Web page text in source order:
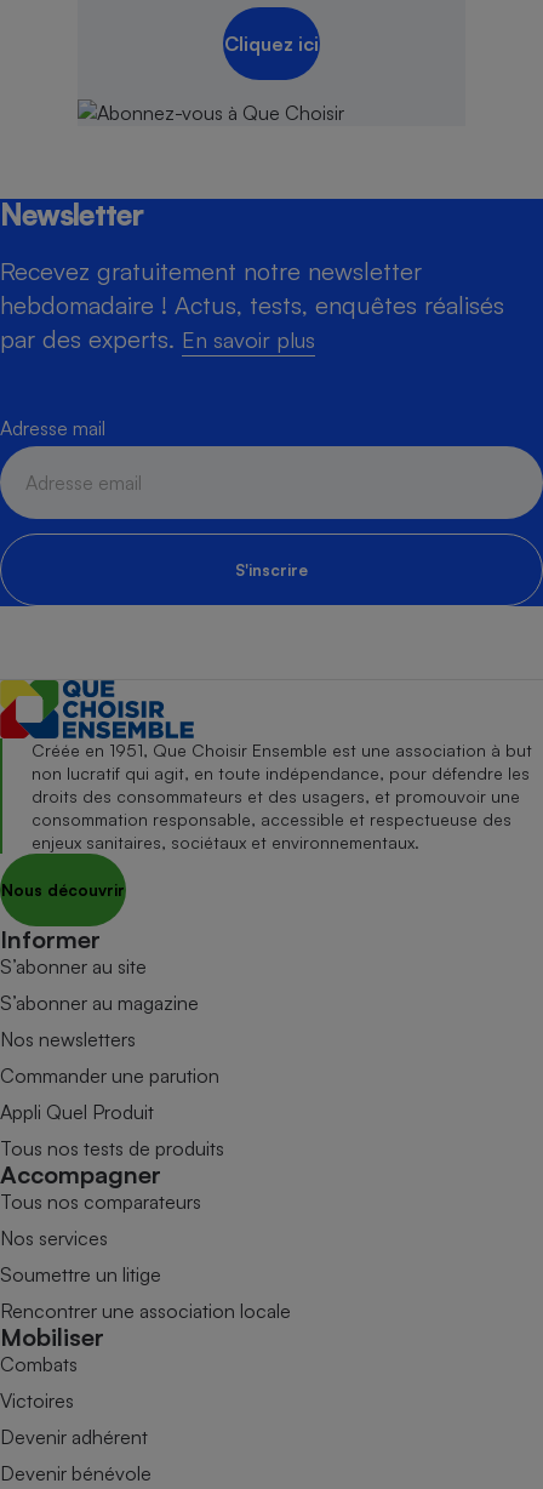
Cliquez ici
Newsletter
Recevez gratuitement notre newsletter
hebdomadaire ! Actus, tests, enquêtes réalisés
par des experts. En savoir plus
Adresse mail
S'inscrire
Créée en 1951, Que Choisir Ensemble est une association à but
non lucratif qui agit, en toute indépendance, pour défendre les
droits des consommateurs et des usagers, et promouvoir une
consommation responsable, accessible et respectueuse des
enjeux sanitaires, sociétaux et environnementaux.
Nous découvrir
Informer
S’abonner au site
S’abonner au magazine
Nos newsletters
Commander une parution
Appli Quel Produit
Tous nos tests de produits
Accompagner
Tous nos comparateurs
Nos services
Soumettre un litige
Rencontrer une association locale
Mobiliser
Combats
Victoires
Devenir adhérent
Devenir bénévole